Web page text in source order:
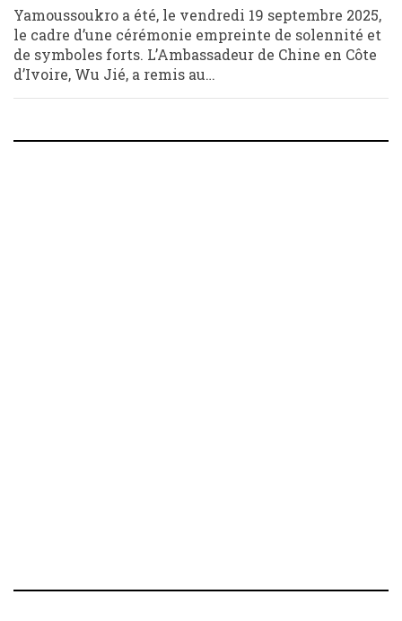
Yamoussoukro a été, le vendredi 19 septembre 2025,
le cadre d’une cérémonie empreinte de solennité et
de symboles forts. L’Ambassadeur de Chine en Côte
d’Ivoire, Wu Jié, a remis au…